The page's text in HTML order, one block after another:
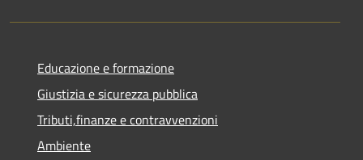
Educazione e formazione
Giustizia e sicurezza pubblica
Tributi,finanze e contravvenzioni
Ambiente